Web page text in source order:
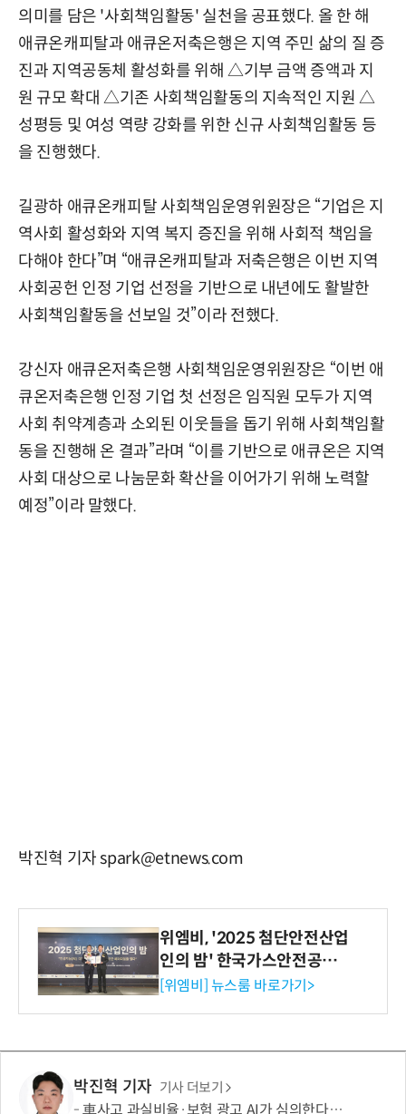
의미를 담은 '사회책임활동' 실천을 공표했다. 올 한 해
애큐온캐피탈과 애큐온저축은행은 지역 주민 삶의 질 증
진과 지역공동체 활성화를 위해 △기부 금액 증액과 지
원 규모 확대 △기존 사회책임활동의 지속적인 지원 △
성평등 및 여성 역량 강화를 위한 신규 사회책임활동 등
을 진행했다.
길광하 애큐온캐피탈 사회책임운영위원장은 “기업은 지
역사회 활성화와 지역 복지 증진을 위해 사회적 책임을
다해야 한다”며 “애큐온캐피탈과 저축은행은 이번 지역
사회공헌 인정 기업 선정을 기반으로 내년에도 활발한
사회책임활동을 선보일 것”이라 전했다.
강신자 애큐온저축은행 사회책임운영위원장은 “이번 애
큐온저축은행 인정 기업 첫 선정은 임직원 모두가 지역
사회 취약계층과 소외된 이웃들을 돕기 위해 사회책임활
동을 진행해 온 결과”라며 “이를 기반으로 애큐온은 지역
사회 대상으로 나눔문화 확산을 이어가기 위해 노력할
예정”이라 말했다.
박진혁 기자 spark@etnews.com
위엠비, '2025 첨단안전산업
인의 밤' 한국가스안전공사
사장상 수상
[위엠비] 뉴스룸 바로가기>
박진혁 기자 기사 더보기
車사고 과실비율·보험 광고 AI가 심의한다…손보협회, 분석 시스템 구축